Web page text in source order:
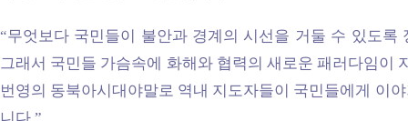
“무엇보다 국민들이 불안과 경계의 시선을 거둘 수 있도록
그래서 국민들 가슴속에 화해와 협력의 새로운 패러다임이
번영의 동북아시대야말로 역내 지도자들이 국민들에게 이
니다.”